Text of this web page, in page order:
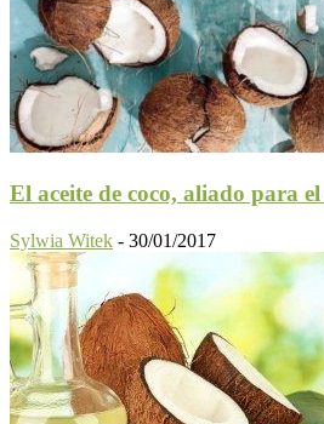
El aceite de coco, aliado para
Sylwia Witek - 30/01/2017